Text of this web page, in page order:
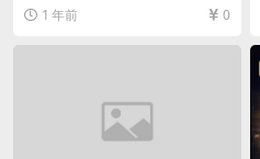
다 (2025)[百度网盘+夸克网盘
4K超清未删减资源][网盘在线
播放/下载][MP4/53GB][中文
1 年前 0